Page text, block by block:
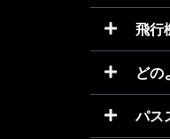
飛行
どの
パス